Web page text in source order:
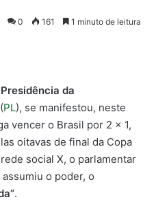
0 161 1 minuto de leitura
Presidência da
(PL), se manifestou, neste
vencer o Brasil por 2 x 1,
oitavas de final da Copa
social X, o parlamentar
o poder, o
.